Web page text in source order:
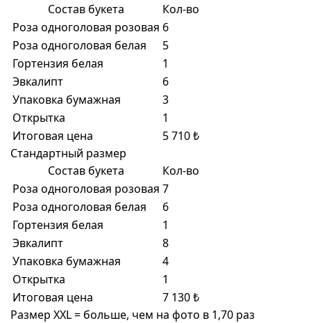
Состав букета
Кол-во
Роза одноголовая розовая 6
Роза одноголовая белая
5
Гортензия белая
1
Эвкалипт
6
Упаковка бумажная
3
Открытка
1
Итоговая цена
5 710 ₺
Стандартный размер
Состав букета
Кол-во
Роза одноголовая розовая 7
Роза одноголовая белая
6
Гортензия белая
1
Эвкалипт
8
Упаковка бумажная
4
Открытка
1
Итоговая цена
7 130 ₺
Размер XXL = больше, чем на фото в 1,70 раз